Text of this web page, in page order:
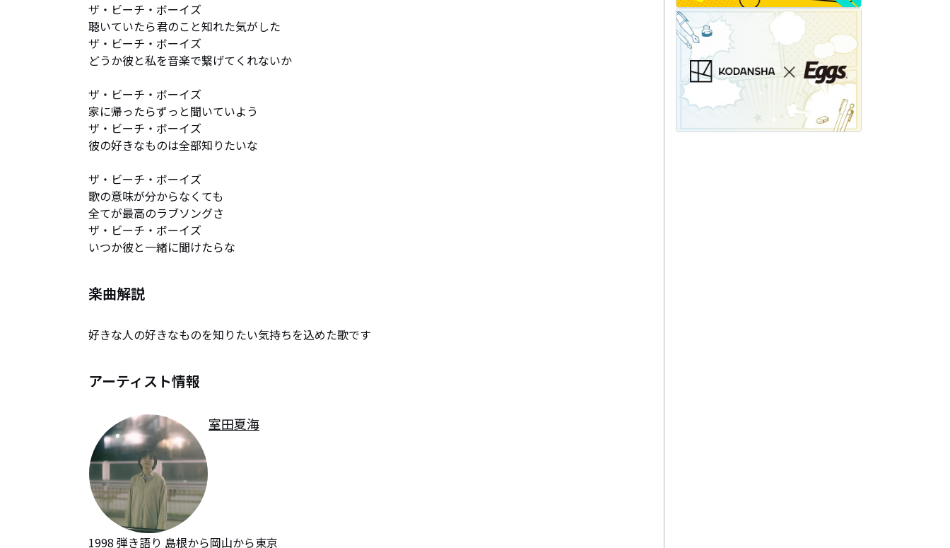
ザ・ビーチ・ボーイズ
聴いていたら君のこと知れた気がした
ザ・ビーチ・ボーイズ
どうか彼と私を音楽で繋げてくれないか
ザ・ビーチ・ボーイズ
家に帰ったらずっと聞いていよう
ザ・ビーチ・ボーイズ
彼の好きなものは全部知りたいな
ザ・ビーチ・ボーイズ
歌の意味が分からなくても
全てが最高のラブソングさ
ザ・ビーチ・ボーイズ
いつか彼と一緒に聞けたらな
楽曲解説
好きな人の好きなものを知りたい気持ちを込めた歌です
アーティスト情報
室田夏海
1998 弾き語り 島根から岡山から東京